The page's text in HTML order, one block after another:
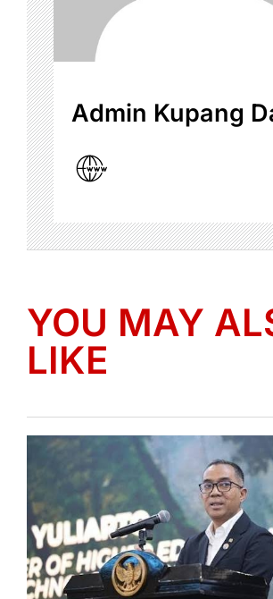
Admin Kupang
YOU MAY
LIKE